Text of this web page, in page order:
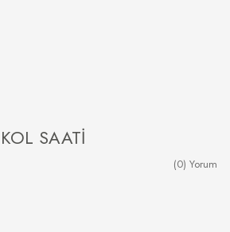
SAATİ
(0) Yorum